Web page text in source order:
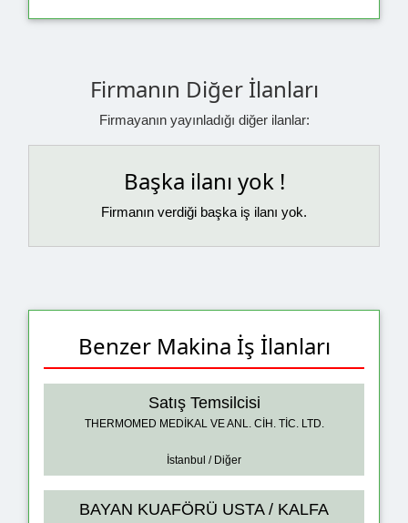
Firmanın Diğer İlanları
Firmayanın yayınladığı diğer ilanlar:
Başka ilanı yok !
Firmanın verdiği başka iş ilanı yok.
Benzer Makina İş İlanları
Satış Temsilcisi
THERMOMED MEDİKAL VE ANL. CİH. TİC. LTD.
İstanbul / Diğer
BAYAN KUAFÖRÜ USTA / KALFA